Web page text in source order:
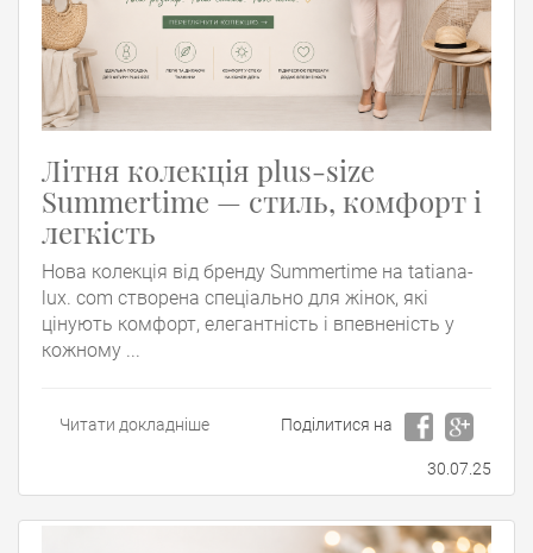
Літня колекція plus-size
Summertime — стиль, комфорт і
легкість
Нова колекція від бренду Summertime на tatiana-
lux. com створена спеціально для жінок, які
цінують комфорт, елегантність і впевненість у
кожному ...
Читати докладніше Поділитися на
30.07.25